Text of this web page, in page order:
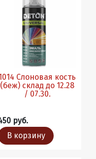
Слоновая кость
(беж) склад до 12.28
/ 07.30.
руб.
В корзину